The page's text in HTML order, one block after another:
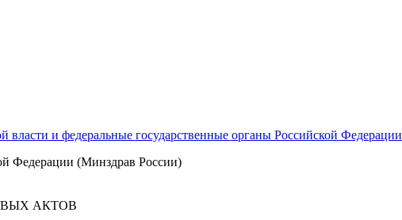
власти и федеральные государственные органы Российской Федерации
Федерации (Минздрав России)
АКТОВ